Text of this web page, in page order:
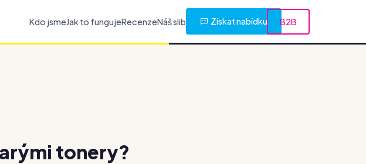
Kdo jsmeJak to fungujeRecenzeNáš slib Získat nabídku B2B
tonery?